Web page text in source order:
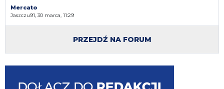
Mercato
Jaszczu91, 30 marca, 11:29
PRZEJDŹ NA FORUM